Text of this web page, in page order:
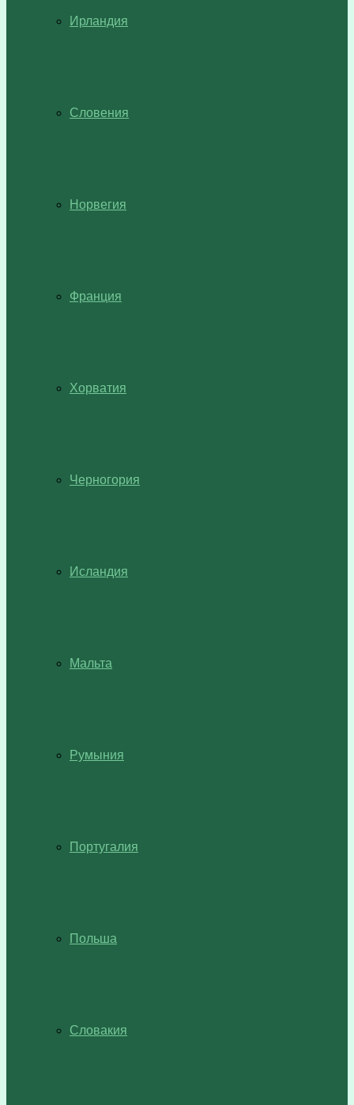
Ирландия
Словения
Норвегия
Франция
Хорватия
Черногория
Исландия
Мальта
Румыния
Португалия
Польша
Словакия